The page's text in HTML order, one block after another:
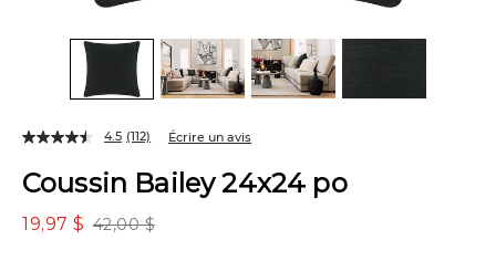
Coussin Bailey 24x24 po
42,00 $
19,97 $
4.5 (112) Écrire un avis